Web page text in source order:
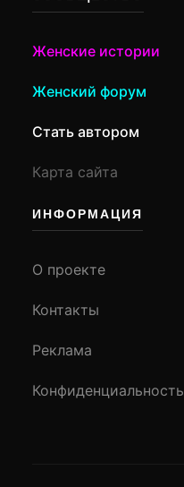
Женские истории
Женский форум
Стать автором
Карта сайта
ИНФОРМАЦИЯ
О проекте
Контакты
Реклама
Конфиденциальность